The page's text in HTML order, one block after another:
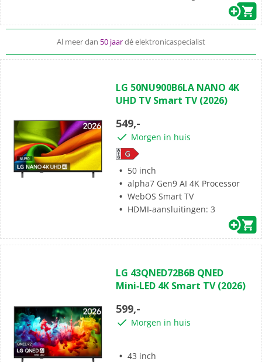
Al meer dan 50 jaardé elektronicaspecialist
van
de
sterren.
LG 50NU900B6LA NANO 4K
UHD TV Smart TV (2026)
549,-
Morgen in huis
50 inch
alpha7 Gen9 AI 4K Processor
WebOS Smart TV
HDMI-aansluitingen: 3
van
de
sterren.
LG 43QNED72B6B QNED
Mini‑LED 4K Smart TV (2026)
599,-
Morgen in huis
43 inch